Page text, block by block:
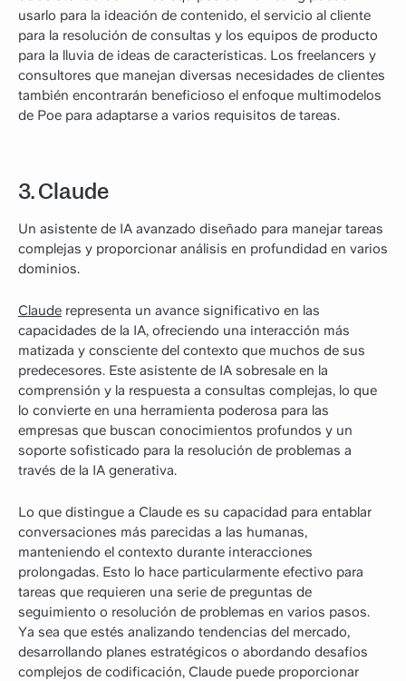
usarlo para la ideación de contenido, el servicio al cliente
para la resolución de consultas y los equipos de producto
para la lluvia de ideas de características. Los freelancers y
consultores que manejan diversas necesidades de clientes
también encontrarán beneficioso el enfoque multimodelos
de Poe para adaptarse a varios requisitos de tareas.
3. Claude
Un asistente de IA avanzado diseñado para manejar tareas
complejas y proporcionar análisis en profundidad en varios
dominios.
Claude representa un avance significativo en las
capacidades de la IA, ofreciendo una interacción más
matizada y consciente del contexto que muchos de sus
predecesores. Este asistente de IA sobresale en la
comprensión y la respuesta a consultas complejas, lo que
lo convierte en una herramienta poderosa para las
empresas que buscan conocimientos profundos y un
soporte sofisticado para la resolución de problemas a
través de la IA generativa.
Lo que distingue a Claude es su capacidad para entablar
conversaciones más parecidas a las humanas,
manteniendo el contexto durante interacciones
prolongadas. Esto lo hace particularmente efectivo para
tareas que requieren una serie de preguntas de
seguimiento o resolución de problemas en varios pasos.
Ya sea que estés analizando tendencias del mercado,
desarrollando planes estratégicos o abordando desafíos
complejos de codificación, Claude puede proporcionar